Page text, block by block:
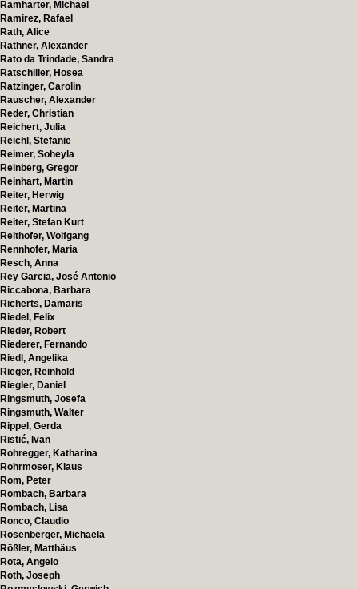
Ramharter, Michael
Ramirez, Rafael
Rath, Alice
Rathner, Alexander
Rato da Trindade, Sandra
Ratschiller, Hosea
Ratzinger, Carolin
Rauscher, Alexander
Reder, Christian
Reichert, Julia
Reichl, Stefanie
Reimer, Soheyla
Reinberg, Gregor
Reinhart, Martin
Reiter, Herwig
Reiter, Martina
Reiter, Stefan Kurt
Reithofer, Wolfgang
Rennhofer, Maria
Resch, Anna
Rey Garcia, José Antonio
Riccabona, Barbara
Richerts, Damaris
Riedel, Felix
Rieder, Robert
Riederer, Fernando
Riedl, Angelika
Rieger, Reinhold
Riegler, Daniel
Ringsmuth, Josefa
Ringsmuth, Walter
Rippel, Gerda
Ristić, Ivan
Rohregger, Katharina
Rohrmoser, Klaus
Rom, Peter
Rombach, Barbara
Rombach, Lisa
Ronco, Claudio
Rosenberger, Michaela
Rößler, Matthäus
Rota, Angelo
Roth, Joseph